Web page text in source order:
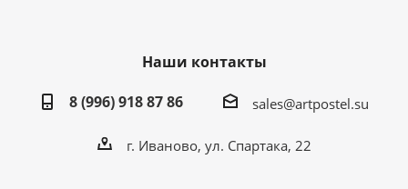
Наши контакты
8 (996) 918 87 86
sales@artpostel.su
г. Иваново, ул. Спартака, 22